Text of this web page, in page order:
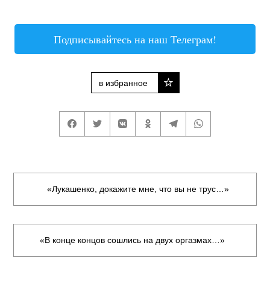
Подписывайтесь на наш Телеграм!
в избранное
«Лукашенко, докажите мне, что вы не трус…»
«В конце концов сошлись на двух оргазмах…»